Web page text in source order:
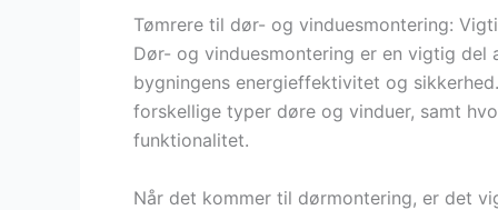
Tømrere til dør- og vinduesmontering:
Dør- og vinduesmontering er en vigtig
bygningens energieffektivitet og
forskellige typer døre og vinduer, samt
funktionalitet.
Når det kommer til dørmontering, er det